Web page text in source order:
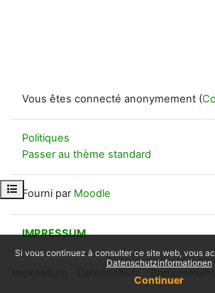
Si vous continuez à consulter ce site web, vous
Datenschutzinformationen
Continuer
Ouvrir l’index du cours
Vous êtes connecté anonymement (
Politiques
Passer au thème standard
Fourni par Moodle
IMPRESSUM
Impressum Datenschutz